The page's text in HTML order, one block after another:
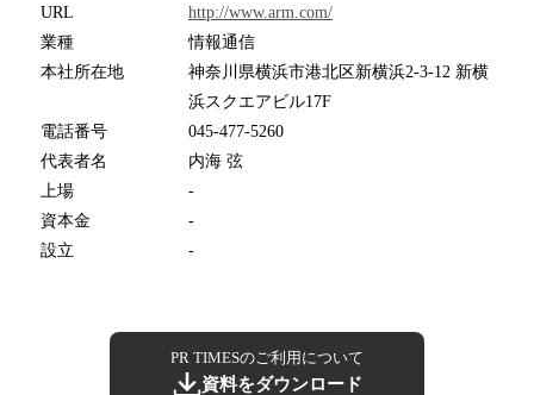
URL
http://www.arm.com/
業種
情報通信
本社所在地
神奈川県横浜市港北区新横浜2-3-12 新横
浜スクエアビル17F
電話番号
045-477-5260
代表者名
内海 弦
上場
-
資本金
-
設立
-
PR TIMESのご利用について
資料をダウンロード